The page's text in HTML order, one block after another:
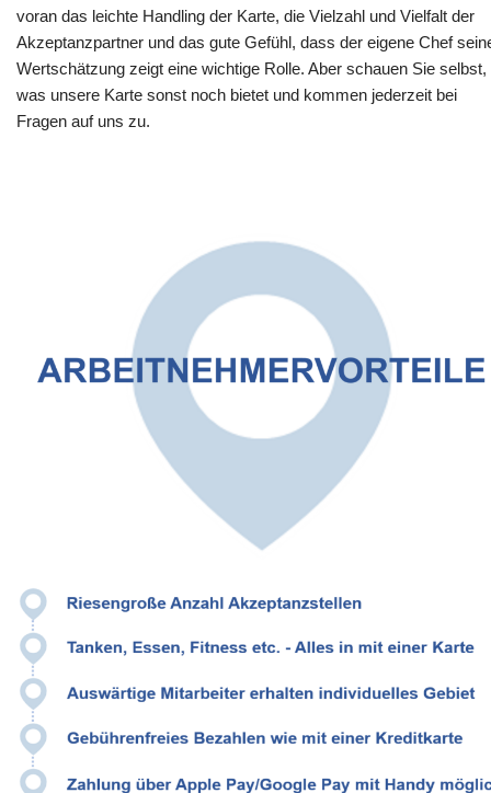
voran das leichte Handling der Karte, die Vielzahl und Vielfalt der
Akzeptanzpartner und das gute Gefühl, dass der eigene Chef
Wertschätzung zeigt eine wichtige Rolle. Aber schauen Sie selbst,
was unsere Karte sonst noch bietet und kommen jederzeit bei
Fragen auf uns zu.